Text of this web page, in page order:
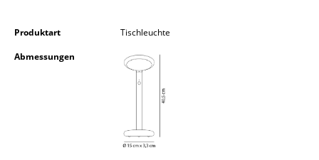
Barmöbel
Produktart
Tischleuchte
Abmessungen